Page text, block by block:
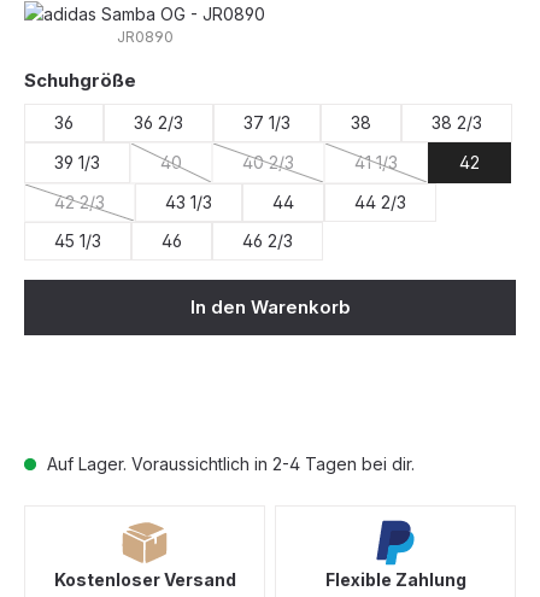
Auf Lager. Voraussichtlich in 2-4 Tagen bei dir.
JR0890
Schuhgröße
36 36 2/3 37 1/3 38
38 2/3
39 1/3
40
(Diese Option ist zurzeit nicht verfügbar.)
40 2/3
(Diese Option ist zurzeit nicht
41 1/3
(Diese Option ist
42
42 2/3
(Diese Option ist zurzeit nicht verfügbar.)
43 1/3 44
44 2/3
45 1/3
46 46 2/3
In den Warenkorb
Kostenloser Versand Flexible Zahlung